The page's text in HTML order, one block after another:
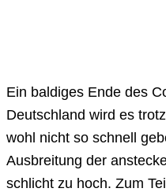
Ein baldiges Ende des
Deutschland wird es
wohl nicht so schnell
Ausbreitung der
schlicht zu hoch. Zum